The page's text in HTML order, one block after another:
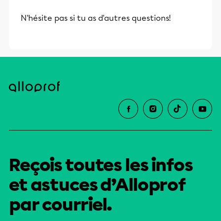
éducative.
N'hésite pas si tu as d'autres questions!
Reçois toutes les infos
et astuces d’Alloprof
par courriel.